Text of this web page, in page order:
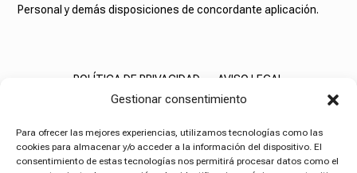
Gestionar consentimiento
Para ofrecer las mejores experiencias, utilizamos tecnologías como las
cookies para almacenar y/o acceder a la información del dispositivo. El
consentimiento de estas tecnologías nos permitirá procesar datos como el
Personal y demás disposiciones de concordante aplicación.
POLÍTICA DE PRIVACIDAD
AVISO LEGAL
POLÍTICA DE COOKIES